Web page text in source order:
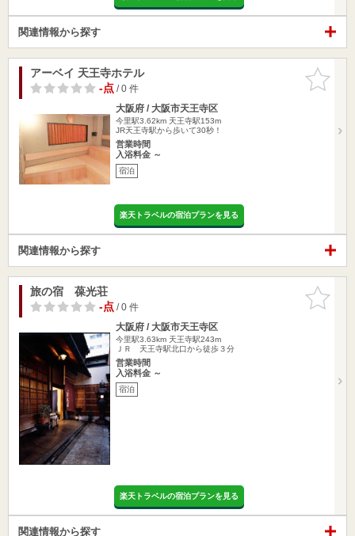
関連情報から探す
お気に入
りに追加
アーベイ 天王寺ホテル
-点/ 0 件
大阪府 / 大阪市天王寺区
今里駅3.62km 天王寺駅153m
JR天王寺駅から歩いて30秒！
営業時間
入浴料金 ～
宿泊
楽天トラベルの宿泊プランを見る
関連情報から探す
お気に入
りに追加
旅の宿 葆光荘
-点/ 0 件
大阪府 / 大阪市天王寺区
今里駅3.63km 天王寺駅243m
ＪＲ 天王寺駅北口から徒歩３分
営業時間
入浴料金 ～
宿泊
楽天トラベルの宿泊プランを見る
関連情報から探す